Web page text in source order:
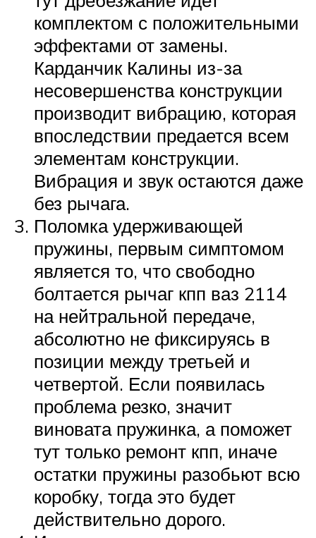
комплектом с положительными
эффектами от замены.
Карданчик Калины из-за
несовершенства конструкции
производит вибрацию, которая
впоследствии предается всем
элементам конструкции.
Вибрация и звук остаются даже
без рычага.
Поломка удерживающей
пружины, первым симптомом
является то, что свободно
болтается рычаг кпп ваз 2114
на нейтральной передаче,
абсолютно не фиксируясь в
позиции между третьей и
четвертой. Если появилась
проблема резко, значит
виновата пружинка, а поможет
тут только ремонт кпп, иначе
остатки пружины разобьют всю
коробку, тогда это будет
действительно дорого.